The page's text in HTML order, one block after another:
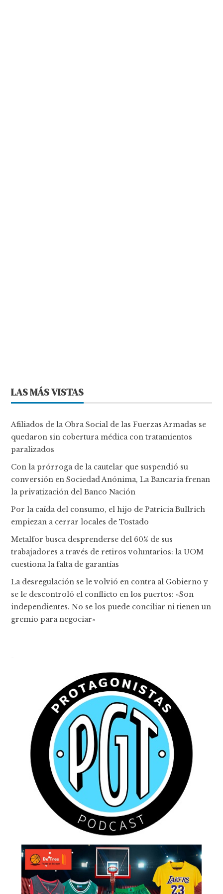
LAS MÁS VISTAS
Afiliados de la Obra Social de las Fuerzas Armadas se
quedaron sin cobertura médica con tratamientos
paralizados
Con la prórroga de la cautelar que suspendió su
conversión en Sociedad Anónima, La Bancaria frenan
la privatización del Banco Nación
Por la caída del consumo, el hijo de Patricia Bullrich
empiezan a cerrar locales de Tostado
Metalfor busca desprenderse del 60% de sus
trabajadores a través de retiros voluntarios: la UOM
cuestiona la falta de garantías
La desregulación se le volvió en contra al Gobierno y
se le descontroló el conflicto en los puertos: «Son
independientes. No se los puede conciliar ni tienen un
gremio para negociar»
-